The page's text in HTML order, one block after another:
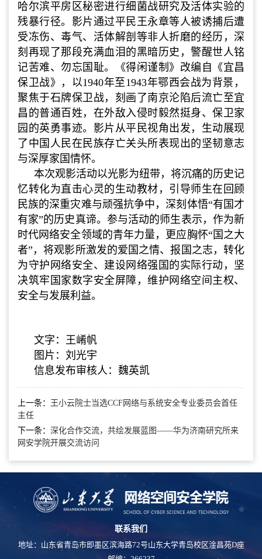
哈尔滨平房区秘密进行细菌战研究及活体实验的
残暴行径。影片通过平民王永章等人被诱捕后遭
受冻伤、毒气、活体解剖等非人折磨的经历，深
刻再现了那段充满血泪的黑暗历史，警醒世人铭
记苦难、勿忘国耻。《得闲谨制》改编自《宜昌
保卫战》，以1940年至1943年鄂西会战为背景，
聚焦于石牌保卫战，刻画了南京沦陷后流亡至宜
昌的普通百姓，在外敌入侵时毅然挺身、保卫家
园的英勇事迹。影片从平民视角出发，生动展现
了中国人民在民族存亡关头所表现出的坚韧意志
与深厚家国情怀。
本次观影活动以光影为纽带，将沉痛的历史记
忆转化为直击心灵的生动教材，引导师生在回顾
民族的深重灾难与顽强抗争中，深刻体悟“有国才
有家”的历史真谛。参与活动的师生表示，作为新
时代网络安全领域的青年力量，更应胸怀“国之大
者”，将观影所激发的爱国之情、报国之志，转化
为守护网络安全、建设网络强国的实际行动，坚
决筑牢国家数字安全屏障，维护网络空间主权、
安全与发展利益。
文字：王崤帆
图片：刘光宇
信息发布审核人：魏英凯
上一条：
王小云院士当选CCF网络与系统安全专业委员会首任
主任
下一条： 深化合作交流，共绘发展蓝图——华为济南研究所来
网安学院开展交流访问
联系我们
地址：山东省青岛市即墨区滨海路72号山东大学青岛校区淦昌苑D座